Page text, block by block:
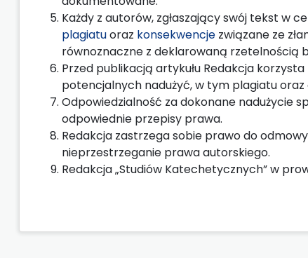
Każdy z autorów, zgłaszający swój tekst w
plagiatuoraz konsekwencje związane ze
równoznaczne z deklarowaną rzetelnością
Przed publikacją artykułu Redakcja
potencjalnych nadużyć, w tym plagiatu
Odpowiedzialność za dokonane nadużycie
odpowiednie przepisy prawa.
Redakcja zastrzega sobie prawo do
nieprzestrzeganie prawa autorskiego.
Redakcja „Studiów Katechetycznych” w